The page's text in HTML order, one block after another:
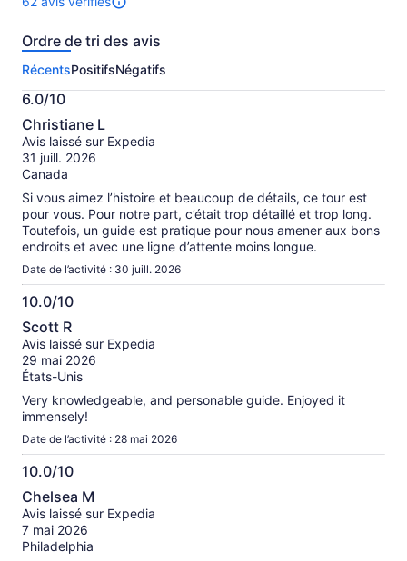
Il
a
sur
cette
activité.
Plus
de
renseignements
sur
avis
vérifiés
Ordre de tri des avis
RécentsPositifsNégatifs
6.0/10
6.0
sur
10
Christiane L
Avis laissé sur Expedia
31 juill. 2026
Canada
Si vous aimez l’histoire et beaucoup de détails, ce tour est
pour vous. Pour notre part, c’était trop détaillé et trop long.
Toutefois, un guide est pratique pour nous amener aux bons
endroits et avec une ligne d’attente moins longue.
Date de l’activité : 30 juill. 2026
10.0/10
10.0
sur
10
Scott R
Avis laissé sur Expedia
29 mai 2026
États-Unis
Very knowledgeable, and personable guide. Enjoyed it
immensely!
Date de l’activité : 28 mai 2026
10.0/10
10.0
sur
10
Chelsea M
Avis laissé sur Expedia
7 mai 2026
Philadelphia